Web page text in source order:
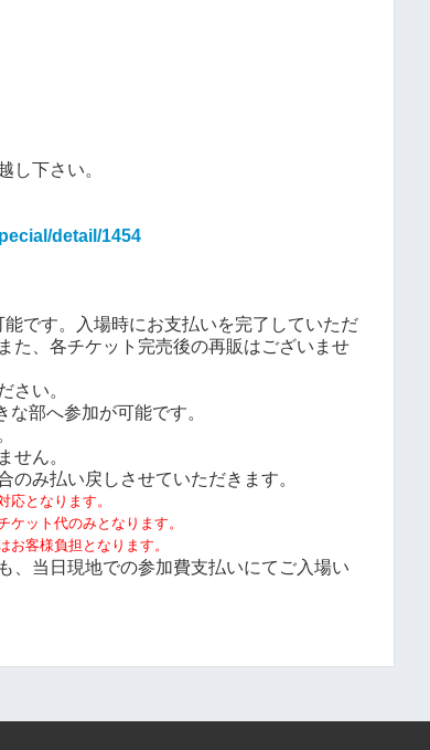
し下さい。
detail/1454
能です。入場時にお支払いを完了していただ
た、各チケット完売後の再販はございませ
さい。
な部へ参加が可能です。
せん。
のみ払い戻しさせていただきます。
となります。
ット代のみとなります。
客様負担となります。
、当日現地での参加費支払いにてご入場い